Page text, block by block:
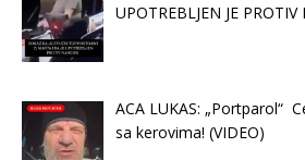
UPOTREBLJEN JE
ACA LUKAS: „Portparol“
sa kerovima! (VIDEO)